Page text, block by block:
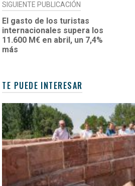
SIGUIENTE PUBLICACIÓN
El gasto de los turistas
internacionales supera los
11.600 M€ en abril, un 7,4%
más
TE PUEDE INTERESAR